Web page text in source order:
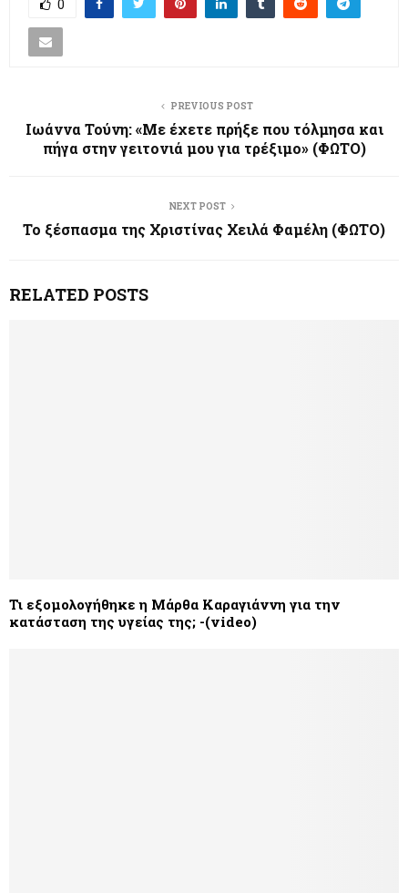
0
PREVIOUS POST
Ιωάννα Τούνη: «Με έχετε πρήξε που τόλμησα και
πήγα στην γειτονιά μου για τρέξιμο» (ΦΩΤΟ)
NEXT POST
Το ξέσπασμα της Χριστίνας Χειλά Φαμέλη (ΦΩΤΟ)
RELATED POSTS
Τι εξομολογήθηκε η Μάρθα Καραγιάννη για την
κατάσταση της υγείας της; -(video)